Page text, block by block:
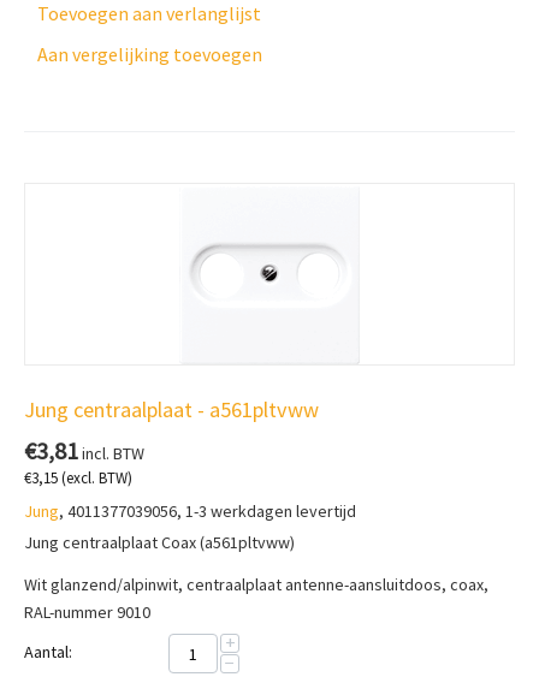
Toevoegen aan verlanglijst
Aan vergelijking toevoegen
Jung centraalplaat - a561pltvww
€3,81incl. BTW
€3,15(excl. BTW)
Jung, 4011377039056, 1-3 werkdagen levertijd
Jung centraalplaat Coax (a561pltvww)
Wit glanzend/alpinwit, centraalplaat antenne-aansluitdoos, coax,
RAL-nummer 9010
Aantal:
+
−